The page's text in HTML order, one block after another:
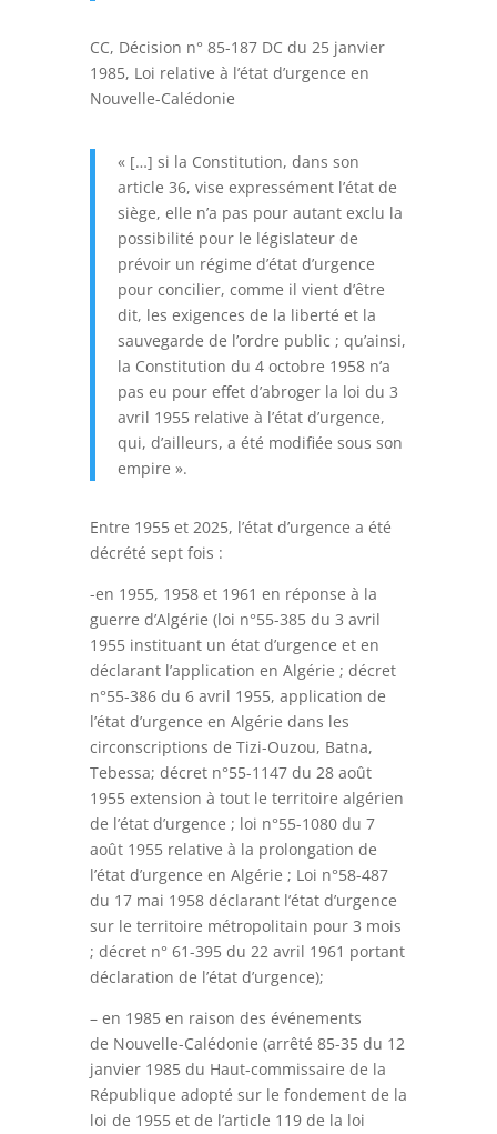
CC, Décision n° 85-187 DC du 25 janvier
1985, Loi relative à l’état d’urgence en
Nouvelle-Calédonie
« […] si la Constitution, dans son
article 36, vise expressément l’état de
siège, elle n’a pas pour autant exclu la
possibilité pour le législateur de
prévoir un régime d’état d’urgence
pour concilier, comme il vient d’être
dit, les exigences de la liberté et la
sauvegarde de l’ordre public ; qu’ainsi,
la Constitution du 4 octobre 1958 n’a
pas eu pour effet d’abroger la loi du 3
avril 1955 relative à l’état d’urgence,
qui, d’ailleurs, a été modifiée sous son
empire ».
Entre 1955 et 2025, l’état d’urgence a été
décrété sept fois :
-en 1955, 1958 et 1961 en réponse à la
guerre d’Algérie (loi n°55-385 du 3 avril
1955 instituant un état d’urgence et en
déclarant l’application en Algérie ; décret
n°55-386 du 6 avril 1955, application de
l’état d’urgence en Algérie dans les
circonscriptions de Tizi-Ouzou, Batna,
Tebessa; décret n°55-1147 du 28 août
1955 extension à tout le territoire algérien
de l’état d’urgence ; loi n°55-1080 du 7
août 1955 relative à la prolongation de
l’état d’urgence en Algérie ; Loi n°58-487
du 17 mai 1958 déclarant l’état d’urgence
sur le territoire métropolitain pour 3 mois
; décret n° 61-395 du 22 avril 1961 portant
déclaration de l’état d’urgence);
– en 1985 en raison des événements
de Nouvelle-Calédonie (arrêté 85-35 du 12
janvier 1985 du Haut-commissaire de la
République adopté sur le fondement de la
loi de 1955 et de l’article 119 de la loi